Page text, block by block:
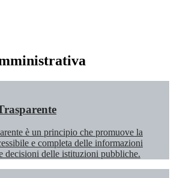
è un principio che promuove la
e completa delle informazioni
decisioni delle istituzioni pubbliche.